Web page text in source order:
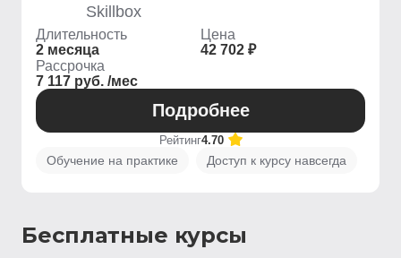
Skillbox
Длительность
2 месяца
Цена
42 702 ₽
Рассрочка
7 117 руб. /мес
Подробнее
Рейтинг4.70
Обучение на практике Доступ к курсу навсегда
Бесплатные курсы